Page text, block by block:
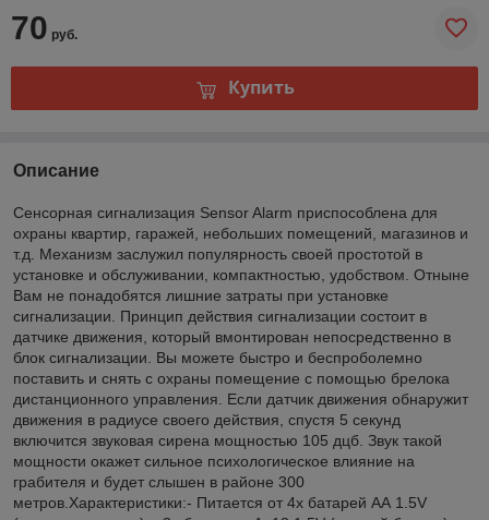
70 руб.
Купить
Описание
Cенсорная сигнализация Sensor Alarm приспособлена для
охраны квартир, гаражей, небольших помещений, магазинов и
т.д. Механизм заслужил популярность своей простотой в
установке и обслуживании, компактностью, удобством. Отныне
Вам не понадобятся лишние затраты при установке
сигнализации. Принцип действия сигнализации состоит в
датчике движения, который вмонтирован непосредственно в
блок сигнализации. Вы можете быстро и беспроболемно
поставить и снять с охраны помещение с помощью брелока
дистанционного управления. Если датчик движения обнаружит
движения в радиусе своего действия, спустя 5 секунд
включится звуковая сирена мощностью 105 дцб. Звук такой
мощности окажет сильное психологическое влияние на
грабителя и будет слышен в районе 300
метров.Характеристики:- Питается от 4х батарей АА 1.5V